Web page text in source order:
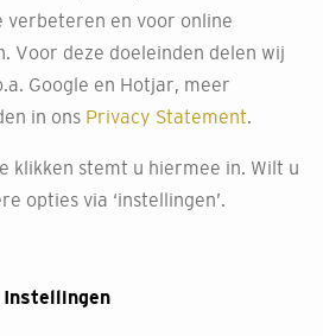
en voor online
Voor deze doeleinden delen wij
Google en Hotjar, meer
in ons Privacy Statement
klikken stemt u hiermee in. Wilt u
opties via ‘instellingen’.
Instellingen